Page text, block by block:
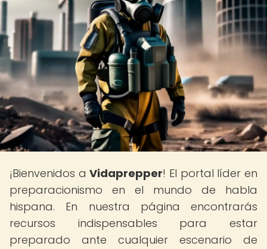
¡Bienvenidos aVidaprepper! El portal líder en
preparacionismo en el mundo de habla
hispana. En nuestra página encontrarás
recursos indispensables para estar
preparado ante cualquier escenario de